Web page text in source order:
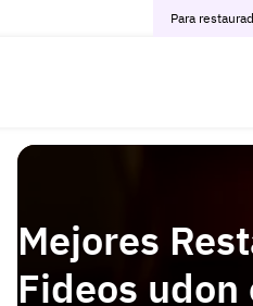
Para
Mejores
Fideos udon